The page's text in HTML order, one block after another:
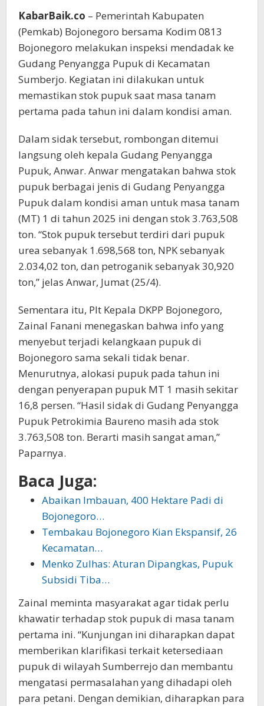
KabarBaik.co – Pemerintah Kabupaten
(Pemkab) Bojonegoro bersama Kodim 0813
Bojonegoro melakukan inspeksi mendadak ke
Gudang Penyangga Pupuk di Kecamatan
Sumberjo. Kegiatan ini dilakukan untuk
memastikan stok pupuk saat masa tanam
pertama pada tahun ini dalam kondisi aman.
Dalam sidak tersebut, rombongan ditemui
langsung oleh kepala Gudang Penyangga
Pupuk, Anwar. Anwar mengatakan bahwa stok
pupuk berbagai jenis di Gudang Penyangga
Pupuk dalam kondisi aman untuk masa tanam
(MT) 1 di tahun 2025 ini dengan stok 3.763,508
ton. “Stok pupuk tersebut terdiri dari pupuk
urea sebanyak 1.698,568 ton, NPK sebanyak
2.034,02 ton, dan petroganik sebanyak 30,920
ton,” jelas Anwar, Jumat (25/4).
Sementara itu, Plt Kepala DKPP Bojonegoro,
Zainal Fanani menegaskan bahwa info yang
menyebut terjadi kelangkaan pupuk di
Bojonegoro sama sekali tidak benar.
Menurutnya, alokasi pupuk pada tahun ini
dengan penyerapan pupuk MT 1 masih sekitar
16,8 persen. “Hasil sidak di Gudang Penyangga
Pupuk Petrokimia Baureno masih ada stok
3.763,508 ton. Berarti masih sangat aman,”
Paparnya.
Baca Juga:
Abaikan Imbauan, 400 Hektare Padi di
Bojonegoro…
Tembakau Bojonegoro Kian Ekspansif, 26
Kecamatan…
Menko Zulhas: Aturan Dipangkas, Pupuk
Subsidi Tiba…
Zainal meminta masyarakat agar tidak perlu
khawatir terhadap stok pupuk di masa tanam
pertama ini. “Kunjungan ini diharapkan dapat
memberikan klarifikasi terkait ketersediaan
pupuk di wilayah Sumberrejo dan membantu
mengatasi permasalahan yang dihadapi oleh
para petani. Dengan demikian, diharapkan para